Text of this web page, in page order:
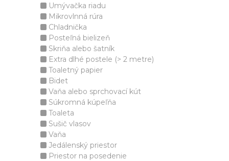
Umývačka riadu
Mikrovlnná rúra
Chladnička
Posteľná bielizeň
Skriňa alebo šatník
Extra dlhé postele (> 2 metre)
Toaletný papier
Bidet
Vaňa alebo sprchovací kút
Súkromná kúpeľňa
Toaleta
Sušič vlasov
Vaňa
Jedálenský priestor
Priestor na posedenie